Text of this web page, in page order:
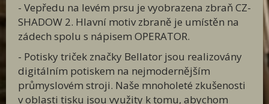
- Vepředu na levém prsu je vyobrazena zbraň CZ-
SHADOW 2. Hlavní motiv zbraně je umístěn na
zádech spolu s nápisem OPERATOR.
- Potisky triček značky Bellator jsou realizovány
digitálním potiskem na nejmodernějším
průmyslovém stroji. Naše mnoholeté zkušenosti
v oblasti tisku jsou využity k tomu, abychom